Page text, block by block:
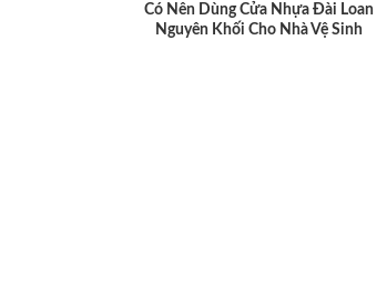
Có Nên Dùng Cửa Nhựa Đài Loan
Nguyên Khối Cho Nhà Vệ Sinh